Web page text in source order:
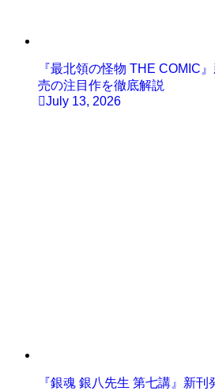
『最北領の怪物 THE COMIC
売の注目作を徹底解説
July 13, 2026
『銀魂 銀八先生 第七講』新